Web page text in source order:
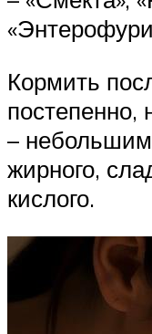
Кормить
постепенно,
–
жирного,
кислого.